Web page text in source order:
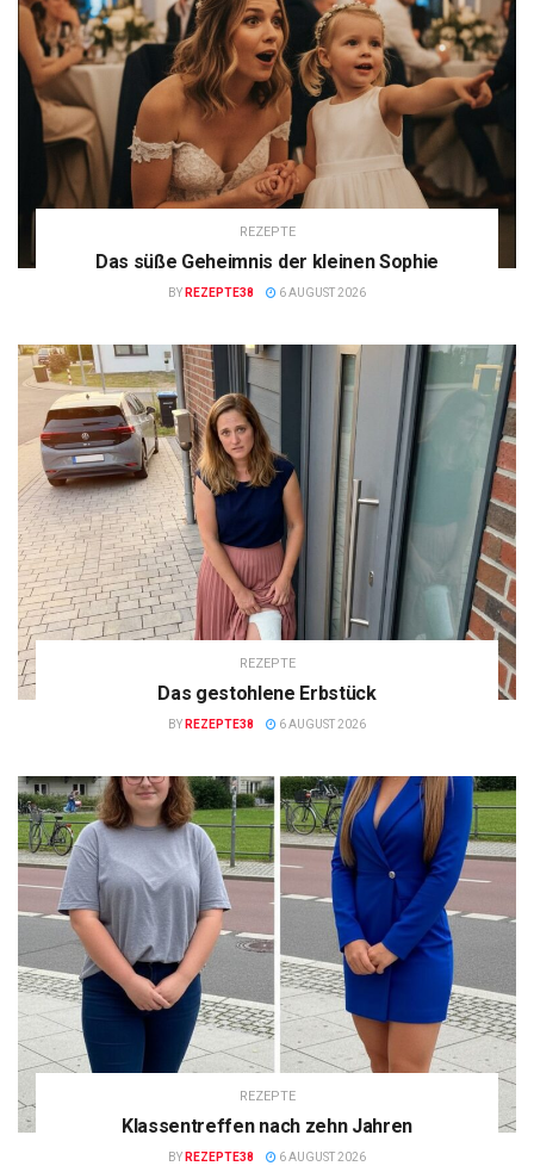
REZEPTE
Das süße Geheimnis der kleinen Sophie
BY REZEPTE38 6 AUGUST 2026
REZEPTE
Das gestohlene Erbstück
BY REZEPTE38 6 AUGUST 2026
REZEPTE
Klassentreffen nach zehn Jahren
BY REZEPTE38 6 AUGUST 2026